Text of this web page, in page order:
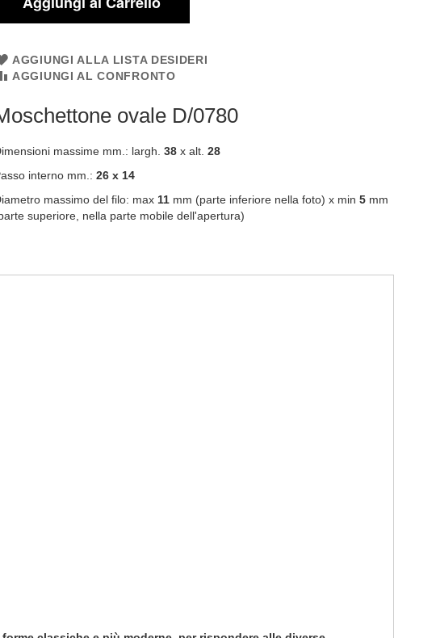
AGGIUNGI ALLA LISTA DESIDERI
AGGIUNGI AL CONFRONTO
ovale D/0780
massime mm.: largh. 38 x alt. 28
interno mm.: 26 x 14
massimo del filo: max 11 mm (parte inferiore nella foto) x min 5 mm
superiore, nella parte mobile dell'apertura)